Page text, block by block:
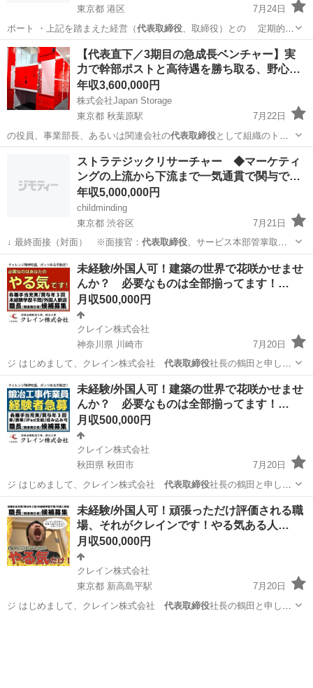
東京都 港区
7月24日
ポート ・上記を踏まえた経営（代表取締役、取締役）との 定期的な
ディスカ…
東京 港区 営業企画 業務
【代表直下／3期目の急成長ベンチャー】実
力で幹部ポストと高待遇を勝ち取る、野心…
年収3,600,000円
株式会社Japan Storage
東京都 秋葉原駅
7月22日
の役員、事業部長、あるいは関連会社の代表取締役として組織のトッ
プに立っていただくこ…秋葉原駅 営業
ストラテジックリサーチャー ◆マーケティ
ングの上流から下流まで一気通貫で関与で…
年収5,000,000円
childminding
東京都 渋谷区
7月21日
↓ 最終面接（対面） ※面接官： 代表取締役、サービス本部管掌取締
役、経営管理本…
東京 渋谷区 企画
未経験/外国人可！建築の世界で花咲かせませ
んか？ 必要なものは全部揃ってます！…
月収500,000円
クレイン株式会社
神奈川県 川崎市
7月20日
ジ はじめまして、クレイン株式会社 代表取締役社長の鶴田と申しま
す。 「とりあえず…
神奈川 川崎市 その他 住み込み
未経験/外国人可！建築の世界で花咲かせませ
んか？ 必要なものは全部揃ってます！…
月収500,000円
クレイン株式会社
秋田県 秋田市
7月20日
ジ はじめまして、クレイン株式会社 代表取締役社長の鶴田と申しま
す。 「とりあえず…
秋田 秋田市 その他
未経験/外国人可！頑張っただけ評価される職
場、それがクレインです！やる気ある人…
月収500,000円
クレイン株式会社
東京都 新高島平駅
7月20日
ジ はじめまして、クレイン株式会社 代表取締役社長の鶴田と申しま